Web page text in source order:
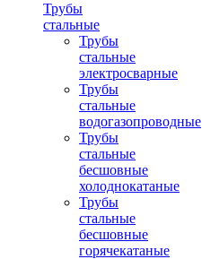
Трубы
стальные
Трубы
стальные
электросварные
Трубы
стальные
водогазопроводные
Трубы
стальные
бесшовные
холоднокатаные
Трубы
стальные
бесшовные
горячекатаные